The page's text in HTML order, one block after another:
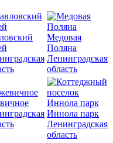
Медовая
Поляна
Ленинградская
область
Иннола парк
Ленинградская
область